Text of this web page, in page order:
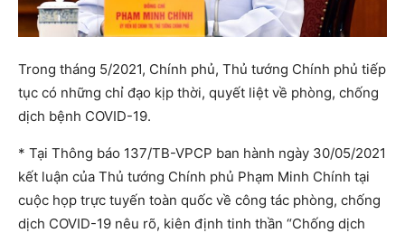
Trong tháng 5/2021, Chính phủ, Thủ tướng Chính phủ tiếp
tục có những chỉ đạo kịp thời, quyết liệt về phòng, chống
dịch bệnh COVID-19.
* Tại Thông báo 137/TB-VPCP ban hành ngày 30/05/2021
kết luận của Thủ tướng Chính phủ Phạm Minh Chính tại
cuộc họp trực tuyến toàn quốc về công tác phòng, chống
dịch COVID-19 nêu rõ, kiên định tinh thần “Chống dịch